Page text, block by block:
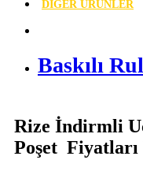
DİĞER ÜRÜNLER
Baskılı
Rize İndirmli
Poşet Fiyatları